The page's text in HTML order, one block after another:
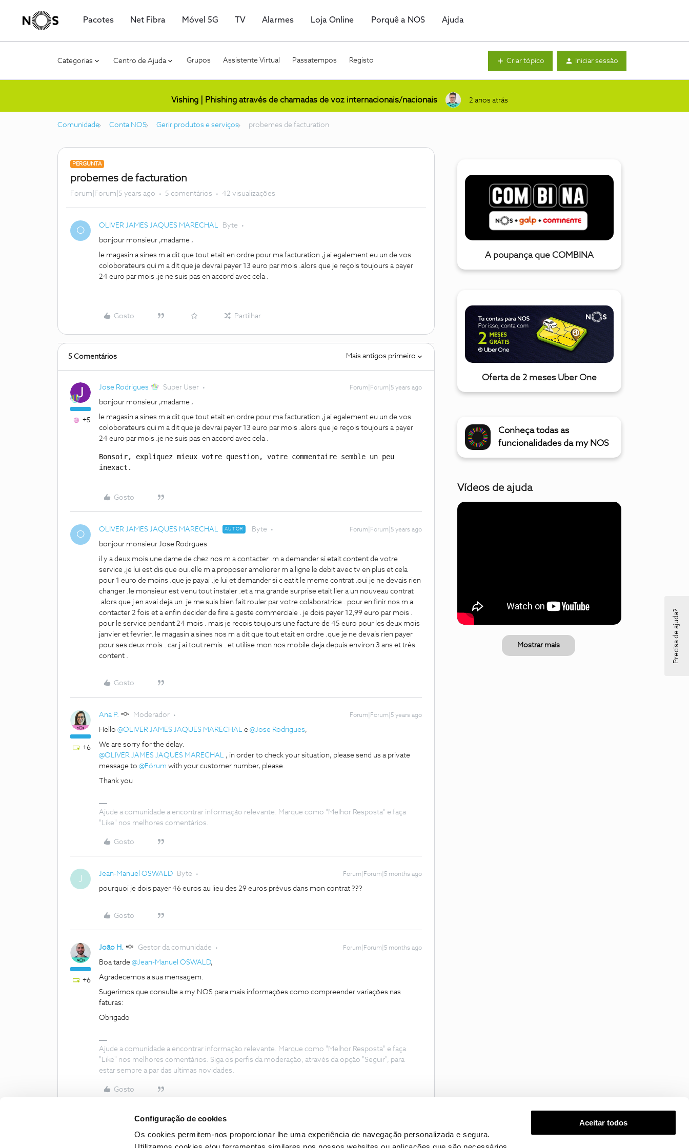
Configuração de cookies
Os cookies permitem-nos proporcionar lhe uma experiência de navegação personalizada e segura.
Aceitar todos
Pacotes Net Fibra Móvel 5G TV Alarmes Loja Online Porquê a NOS Ajuda
Categorias Centro de Ajuda Grupos Assistente Virtual Passatempos Registo Criar tópico Iniciar sessão
Vishing | Phishing através de chamadas de voz internacionais/nacionais 2 anos atrás
Comunidade Conta NOS Gerir produtos e serviços probemes de facturation
PERGUNTA
probemes de facturation
Forum|Forum|5 years ago 5 comentários 42 visualizações
O OLIVER JAMES JAQUES MARECHAL Byte
bonjour monsieur ,madame ,
le magasin a sines m a dit que tout etait en ordre pour ma facturation ,j ai egalement eu un de vos
coloborateurs qui m a dit que je devrai payer 13 euro par mois .alors que je reçois toujours a payer
24 euro par mois .je ne suis pas en accord avec cela .
Gosto Partilhar
5 Comentários Mais antigos primeiro
+5
Jose Rodrigues Super User Forum|Forum|5 years ago
bonjour monsieur ,madame ,
le magasin a sines m a dit que tout etait en ordre pour ma facturation ,j ai egalement eu un de vos
coloborateurs qui m a dit que je devrai payer 13 euro par mois .alors que je reçois toujours a payer
24 euro par mois .je ne suis pas en accord avec cela .
Bonsoir, expliquez mieux votre question, votre commentaire semble un peu
inexact.
Gosto
O OLIVER JAMES JAQUES MARECHAL AUTOR Byte Forum|Forum|5 years ago
bonjour monsieur Jose Rodrgues
il y a deux mois une dame de chez nos m a contacter .m a demander si etait content de votre
service ,je lui est dis que oui.elle m a proposer ameliorer m a ligne le debit avec tv en plus et cela
pour 1 euro de moins .que je payai .je lui et demander si c eatit le meme contrat .oui je ne devais rien
changer .le monsieur est venu tout instaler .et a ma grande surprise etait lier a un nouveau contrat
.alors que j en avai deja un. je me suis bien fait rouler par votre colaboratrice . pour en finir nos m a
contacter 2 fois et a enfin decider de fire a geste commerciale . je dois payer 12,99 euro par mois .
pour le service pendant 24 mois . mais je recois toujours une facture de 45 euro pour les deux mois
janvier et fevrier. le magasin a sines nos m a dit que tout etait en ordre .que je ne devais rien payer
pour ses deux mois . car j ai tout remis . et utilise mon nos mobile deja depuis environ 3 ans et très
content .
Gosto
+6
Ana P. Moderador Forum|Forum|5 years ago
Hello @OLIVER JAMES JAQUES MARECHAL e @Jose Rodrigues,
We are sorry for the delay.
@OLIVER JAMES JAQUES MARECHAL , in order to check your situation, please send us a private
message to @Fórum with your customer number, please.
Thank you
Ajude a comunidade a encontrar informação relevante. Marque como "Melhor Resposta" e faça
"Like" nos melhores comentários.
Gosto
J Jean-Manuel OSWALD Byte Forum|Forum|5 months ago
pourquoi je dois payer 46 euros au lieu des 29 euros prévus dans mon contrat ???
Gosto
+6
João H. Gestor da comunidade Forum|Forum|5 months ago
Boa tarde ​ @Jean-Manuel OSWALD,
Agradecemos a sua mensagem.
Sugerimos que consulte a my NOS para mais informações como compreender variações nas
faturas:
Obrigado
Ajude a comunidade a encontrar informação relevante. Marque como "Melhor Resposta" e faça
"Like" nos melhores comentários. Siga os perfis da moderação, através da opção "Seguir", para
estar sempre a par das ultimas novidades.
Gosto
A poupança que COMBINA
Oferta de 2 meses Uber One
Conheça todas as
funcionalidades da my NOS
Vídeos de ajuda
Mostrar mais Precisa de ajuda?